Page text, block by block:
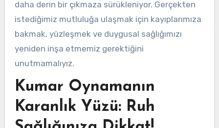
daha derin bir çıkmaza sürükleniyor. Gerçekten
istediğimiz mutluluğa ulaşmak için kayıplarımıza
bakmak, yüzleşmek ve duygusal sağlığımızı
yeniden inşa etmemiz gerektiğini
unutmamalıyız.
Kumar Oynamanın
Karanlık Yüzü: Ruh